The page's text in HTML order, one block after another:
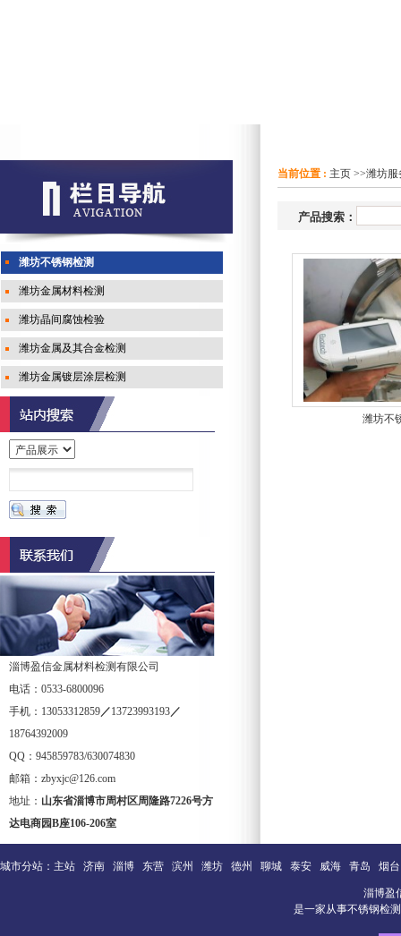
潍坊不锈钢检测
潍坊金属材料检测
潍坊晶间腐蚀检验
潍坊金属及其合金检测
潍坊金属镀层涂层检测
淄博盈信金属材料检测有限公司
电话：0533-6800096
手机：13053312859／13723993193／
18764392009
QQ：945859783/630074830
邮箱：zbyxjc@126.com
地址： 山东省淄博市周村区周隆路7226号方
达电商园B座106-206室
当前位置 : 主页 >>潍坊服
产品搜索：
潍坊不
城市分站： 主站 济南 淄博 东营 滨州 潍坊 德州 聊城 泰安 威海 青岛 烟台
淄博盈
是一家从事不锈钢检